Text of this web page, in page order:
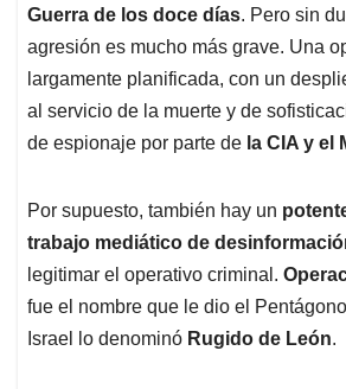
Guerra de los doce días. Pero sin
agresión es mucho más grave. Una
largamente planificada, con un
al servicio de la muerte y de
de espionaje por parte de la CIA y el
Por supuesto, también hay un
trabajo mediático de
legitimar el operativo criminal.
fue el nombre que le dio el
Israel lo denominó Rugido de León.